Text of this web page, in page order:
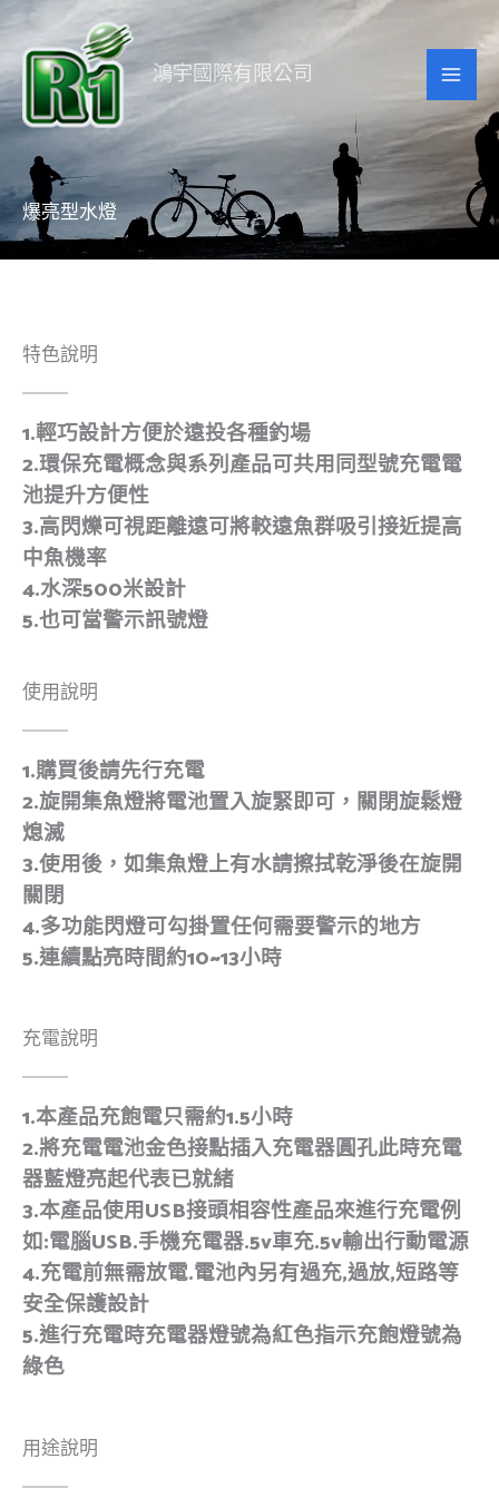
跳
主
要
鴻宇國際有限公司
爆亮型水燈
特色說明
1.輕巧設計方便於遠投各種釣場
2.環保充電概念與系列產品可共用同型號充電電
池提升方便性
3.高閃爍可視距離遠可將較遠魚群吸引接近提高
中魚機率
4.水深500米設計
5.也可當警示訊號燈
使用說明
1.購買後請先行充電
2.旋開集魚燈將電池置入旋緊即可，關閉旋鬆燈
熄滅
3.使用後，如集魚燈上有水請擦拭乾淨後在旋開
關閉
4.多功能閃燈可勾掛置任何需要警示的地方
5.連續點亮時間約10~13小時
充電說明
1.本產品充飽電只需約1.5小時
2.將充電電池金色接點插入充電器圓孔此時充電
器藍燈亮起代表已就緒
3.本產品使用USB接頭相容性產品來進行充電例
如:電腦USB.手機充電器.5v車充.5v輸出行動電源
4.充電前無需放電.電池內另有過充,過放,短路等
安全保護設計
5.進行充電時充電器燈號為紅色指示充飽燈號為
綠色
用途說明